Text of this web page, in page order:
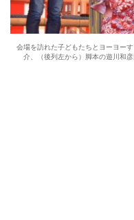
会場を訪れた子どもたちとヨーヨー
介、（後列左から）脚本の遊川和